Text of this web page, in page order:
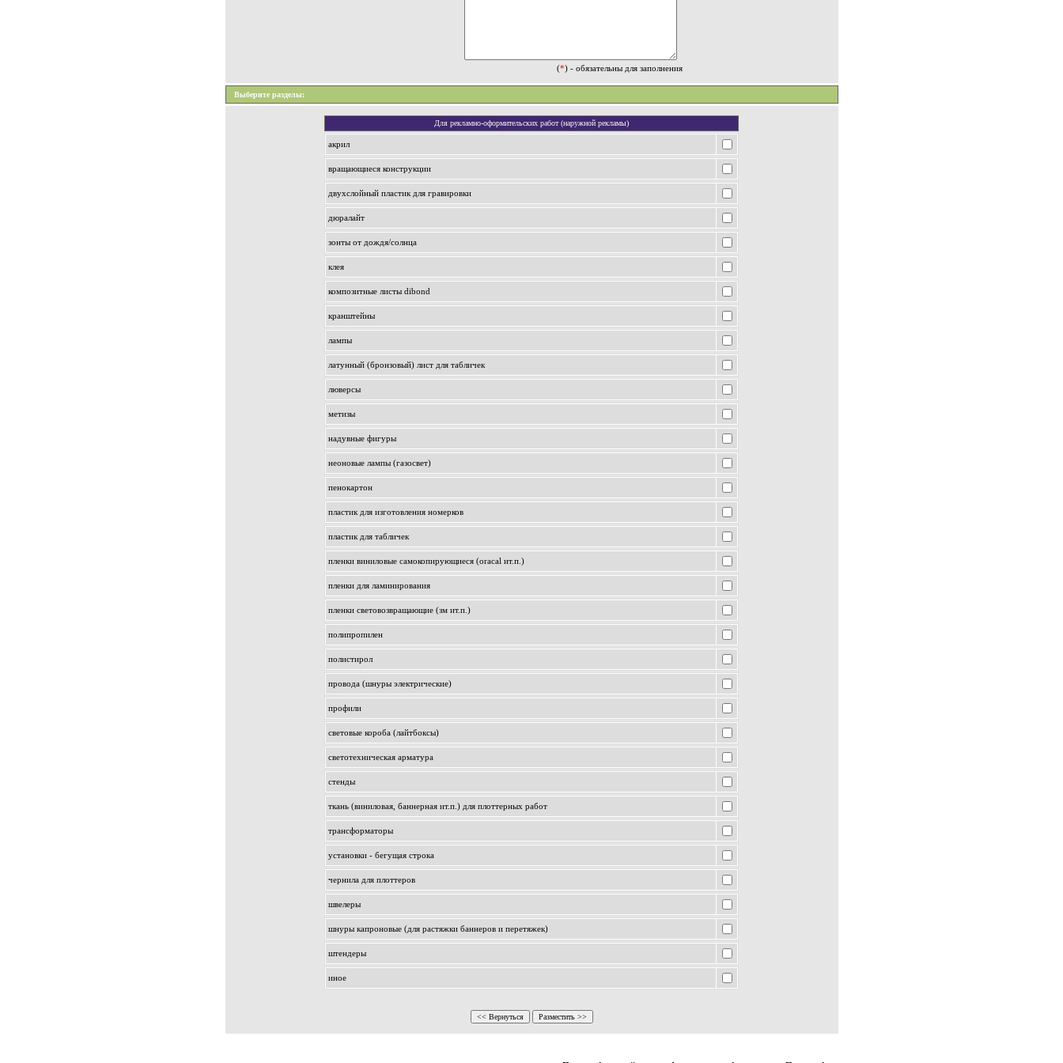
(*) - обязательны для заполнения
Выберите разделы:
Для рекламно-оформительских работ (наружной рекламы)
акрил
вращающиеся конструкции
двухслойный пластик для гравировки
дюралайт
зонты от дождя/солнца
клея
композитные листы dibond
кранштейны
лампы
латунный (бронзовый) лист для табличек
люверсы
метизы
надувные фигуры
неоновые лампы (газосвет)
пенокартон
пластик для изготовления номерков
пластик для табличек
пленки виниловые самокопирующиеся (oracal ит.п.)
пленки для ламинирования
пленки световозвращающие (зм ит.п.)
полипропилен
полистирол
провода (шнуры электрические)
профили
световые короба (лайтбоксы)
светотехническая арматура
стенды
ткань (виниловая, баннерная ит.п.) для плоттерных работ
трансформаторы
установки - бегущая строка
чернила для плоттеров
швелеры
шнуры капроновые (для растяжки баннеров и перетяжек)
штендеры
иное